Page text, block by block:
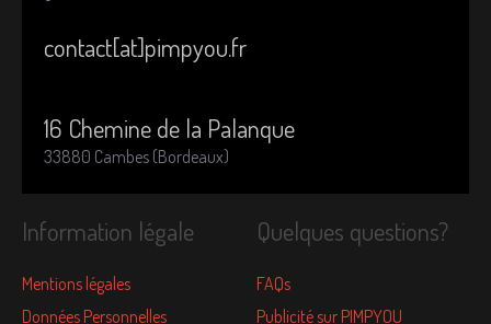
contact[at]pimpyou.fr
16 Chemine de la Palanque
33880 Cambes (Bordeaux)
Information légale
Mentions légales
Données Personnelles
Quelques questions?
FAQs
Publicité sur PIMPYOU